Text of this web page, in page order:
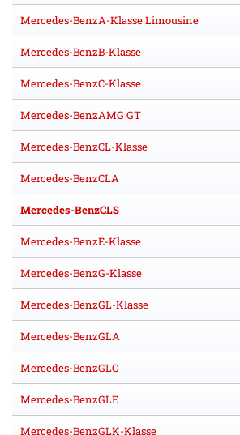
Mercedes-BenzA-Klasse Limousine
Mercedes-BenzB-Klasse
Mercedes-BenzC-Klasse
Mercedes-BenzAMG GT
Mercedes-BenzCL-Klasse
Mercedes-BenzCLA
Mercedes-BenzCLS
Mercedes-BenzE-Klasse
Mercedes-BenzG-Klasse
Mercedes-BenzGL-Klasse
Mercedes-BenzGLA
Mercedes-BenzGLC
Mercedes-BenzGLE
Mercedes-BenzGLK-Klasse